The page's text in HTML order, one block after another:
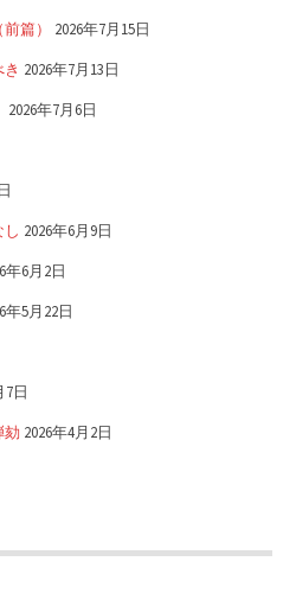
篇） 2026年7月15日
2026年7月13日
2026年7月6日
2026年6月9日
年6月2日
年5月22日
7日
劾 2026年4月2日